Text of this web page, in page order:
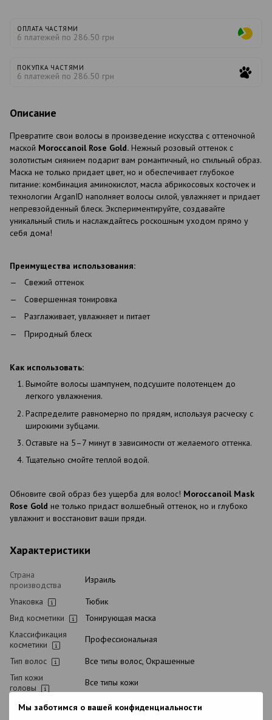
Мы заботимся о вашей конфиденциальности
ОПЛАТА ЧАСТЯМИ
6 платежей по 286.50 грн
ПОКУПКА ЧАСТЯМИ
6 платежей по 286.50 грн
Описание
Превратите свои волосы в произведение искусства с оттеночной
маской Moroccanoil Rose Gold. Нежный розовый оттенок с
золотистым сиянием подарит вам романтичный, но стильный образ.
Маска не только придает цвет, но и обеспечивает глубокое
питание: комбинация аминокислот, масла абрикосовых косточек и
технологии ArganID наполняет волосы силой, увлажняет и придает
непревзойденный блеск. Экспериментируйте, создавайте
уникальный стиль и наслаждайтесь роскошным уходом прямо у
себя дома!
Преимущества использования:
Свежий оттенок
Совершенная тонировка
Разглаживает, увлажняет и питает
Природный блеск
Как использовать:
Вымойте волосы шампунем, подсушите полотенцем до
легкого увлажнения.
Распределите равномерно по прядям, используя расческу с
широкими зубцами.
Оставьте на 5–7 минут в зависимости от желаемого оттенка.
Тщательно смойте теплой водой.
Обновите свой образ без ущерба для волос! Moroccanoil Mask
Rose Gold не только придаст волшебный оттенок, но и глубоко
увлажнит и восстановит ваши пряди.
Характеристики
Страна
производства
Израиль
Упаковка
Тюбик
Вид косметики
Тонирующая маска
Классификация
косметики
Профессиональная
Тип волос
Все типы волос, Окрашенные
Тип кожи
головы
Все типы кожи
Назначение
Для блеска, Защита цвета волос, Питание,
Тонирование, Увлажнение